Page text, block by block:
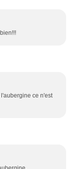
ce n'est